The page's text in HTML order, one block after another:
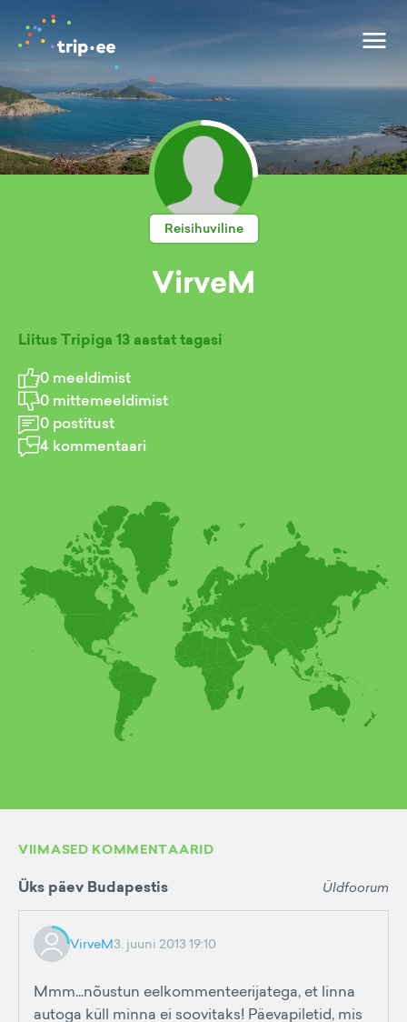
Reisihuviline
VirveM
Liitus Tripiga 13 aastat tagasi
0 meeldimist
0 mittemeeldimist
0 postitust
4 kommentaari
VIIMASED KOMMENTAARID
Üks päev Budapestis Üldfoorum
VirveM3. juuni 2013 19:10
Mmm...nõustun eelkommenteerijatega, et linna
autoga küll minna ei soovitaks! Päevapiletid, mis